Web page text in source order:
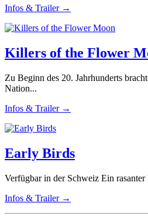
Infos & Trailer →
Killers of the Flower
Zu Beginn des 20. Jahrhunderts
Nation...
Infos & Trailer →
Early Birds
Verfügbar in der Schweiz Ein
Infos & Trailer →